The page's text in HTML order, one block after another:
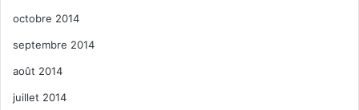
octobre 2014
septembre 2014
août 2014
juillet 2014